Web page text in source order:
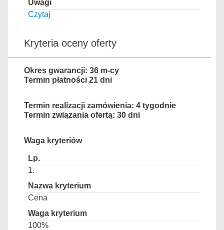
Czytaj
Kryteria oceny oferty
Okres gwarancji: 36 m-cy
Termin płatności 21 dni
Termin realizacji zamówienia: 4 tygodnie
Termin związania ofertą: 30 dni
Waga kryteriów
1.
Cena
100%